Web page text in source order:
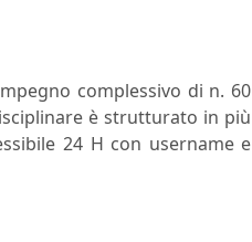
complessivo di n. 60
è strutturato in più
24 H con username e